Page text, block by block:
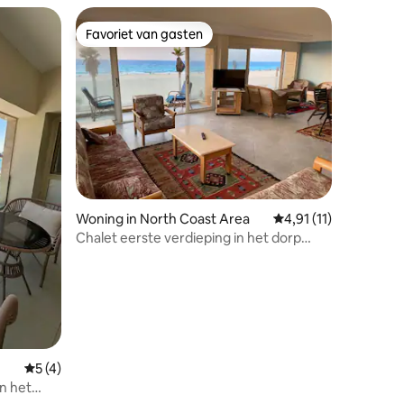
Gemiddelde beoordeling van 5 uit 5, 4 recensies
5 (4)
het
Favoriet van gasten
Favoriet van gasten
Woning in North Coast Area Gemiddelde
4,91 (11)
Chalet eerste verdieping in het dorp